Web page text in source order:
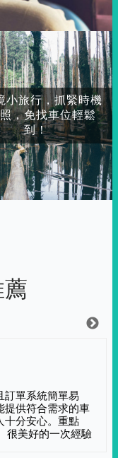
小旅行，抓緊時機
，免找車位輕鬆
到！
訂單系統簡單易
提供符合需求的車
十分安心。重點
很美好的一次經驗